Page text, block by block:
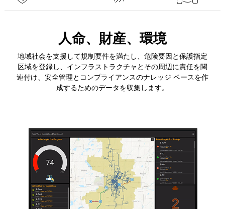
人命、財産、環境
地域社会を支援して規制要件を満たし、危険要因と保護指定
区域を登録し、インフラストラクチャとその周辺に責任を関
連付け、安全管理とコンプライアンスのナレッジ ベースを作
成するためのデータを収集します。